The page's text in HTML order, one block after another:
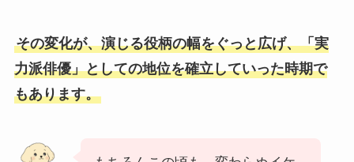
その変化が、演じる役柄の幅をぐっと広げ、「実
力派俳優」としての地位を確立していった時期で
もあります。